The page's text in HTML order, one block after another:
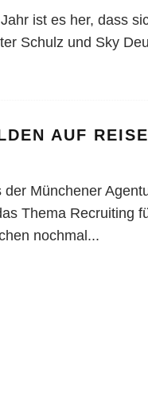
ist es her, dass
Schulz und Sky
AUF REISE
Münchener
Thema Recruiting
nochmal ...